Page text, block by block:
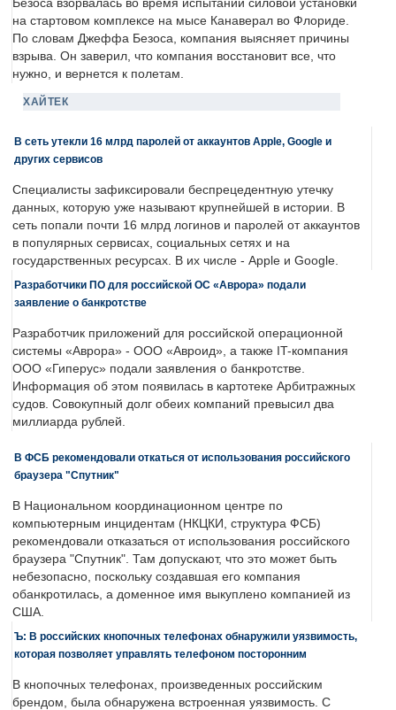
Безоса взорвалась во время испытаний силовой установки
на стартовом комплексе на мысе Канаверал во Флориде.
По словам Джеффа Безоса, компания выясняет причины
взрыва. Он заверил, что компания восстановит все, что
нужно, и вернется к полетам.
ХАЙТЕК
В сеть утекли 16 млрд паролей от аккаунтов Apple, Google и
других сервисов
Специалисты зафиксировали беспрецедентную утечку
данных, которую уже называют крупнейшей в истории. В
сеть попали почти 16 млрд логинов и паролей от аккаунтов
в популярных сервисах, социальных сетях и на
государственных ресурсах. В их числе - Apple и Google.
Разработчики ПО для российской ОС «Аврора» подали
заявление о банкротстве
Разработчик приложений для российской операционной
системы «Аврора» - ООО «Авроид», а также IT-компания
ООО «Гиперус» подали заявления о банкротстве.
Информация об этом появилась в картотеке Арбитражных
судов. Совокупный долг обеих компаний превысил два
миллиарда рублей.
В ФСБ рекомендовали откаться от использования российского
браузера "Спутник"
В Национальном координационном центре по
компьютерным инцидентам (НКЦКИ, структура ФСБ)
рекомендовали отказаться от использования российского
браузера "Спутник". Там допускают, что это может быть
небезопасно, поскольку создавшая его компания
обанкротилась, а доменное имя выкуплено компанией из
США.
Ъ: В российских кнопочных телефонах обнаружили уязвимость,
которая позволяет управлять телефоном посторонним
В кнопочных телефонах, произведенных российским
брендом, была обнаружена встроенная уязвимость. С